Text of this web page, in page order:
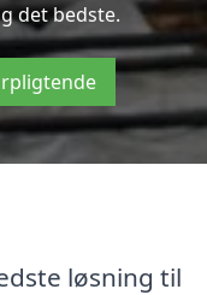
det bedste.
løsning til